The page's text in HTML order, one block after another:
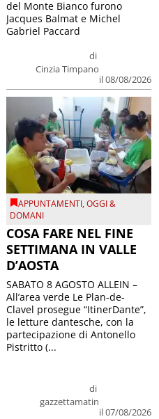
di
Cinzia Timpano
il 08/08/2026
del Monte Bianco furono
Jacques Balmat e Michel
Gabriel Paccard
APPUNTAMENTI,OGGI &
DOMANI
COSA FARE NEL FINE
SETTIMANA IN VALLE
D’AOSTA
di
gazzettamatin
il 07/08/2026
SABATO 8 AGOSTO ALLEIN –
All’area verde Le Plan-de-
Clavel prosegue “ItinerDante”,
le letture dantesche, con la
partecipazione di Antonello
Pistritto (...